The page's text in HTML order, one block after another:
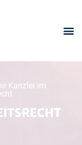
Kanzlei im